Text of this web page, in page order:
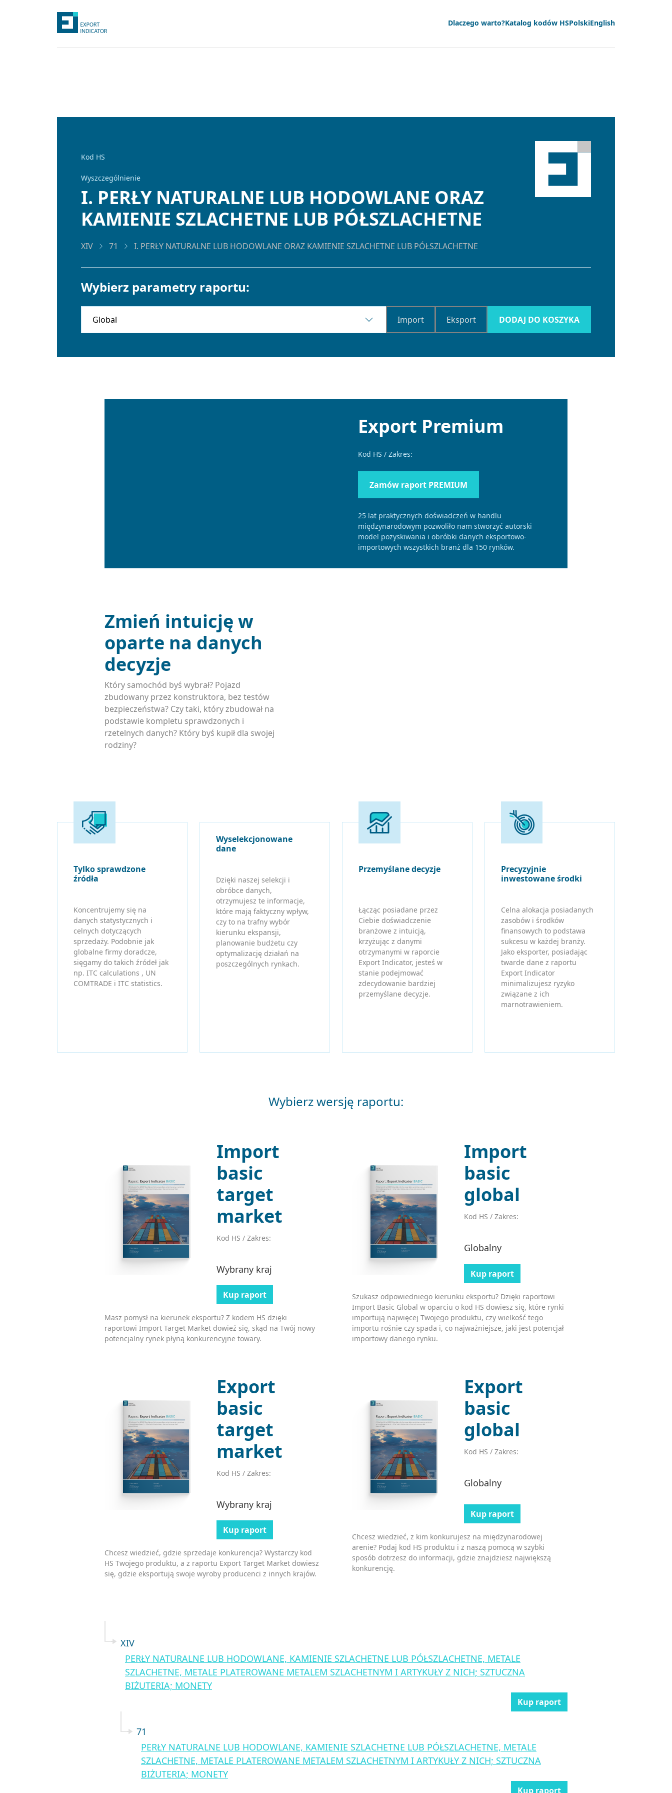
Dlaczego warto?Katalog kodów HSPolskiEnglish
Kod HS
Wyszczególnienie
I. PERŁY NATURALNE LUB HODOWLANE ORAZ
KAMIENIE SZLACHETNE LUB PÓŁSZLACHETNE
XIV 71 I. PERŁY NATURALNE LUB HODOWLANE ORAZ KAMIENIE SZLACHETNE LUB PÓŁSZLACHETNE
Wybierz parametry raportu:
Import Eksport DODAJ DO KOSZYKA
Export Premium
Kod HS / Zakres:
Zamów raport PREMIUM
25 lat praktycznych doświadczeń w handlu
międzynarodowym pozwoliło nam stworzyć autorski
model pozyskiwania i obróbki danych eksportowo-
importowych wszystkich branż dla 150 rynków.
Zmień intuicję w
oparte na danych
decyzje
Który samochód byś wybrał? Pojazd
zbudowany przez konstruktora, bez testów
bezpieczeństwa? Czy taki, który zbudował na
podstawie kompletu sprawdzonych i
rzetelnych danych? Który byś kupił dla swojej
rodziny?
Tylko sprawdzone
źródła
Koncentrujemy się na
danych statystycznych i
celnych dotyczących
sprzedaży. Podobnie jak
globalne firmy doradcze,
sięgamy do takich źródeł jak
np. ITC calculations , UN
COMTRADE i ITC statistics.
Wyselekcjonowane
dane
Dzięki naszej selekcji i
obróbce danych,
otrzymujesz te informacje,
które mają faktyczny wpływ,
czy to na trafny wybór
kierunku ekspansji,
planowanie budżetu czy
optymalizację działań na
poszczególnych rynkach.
Przemyślane decyzje
Łącząc posiadane przez
Ciebie doświadczenie
branżowe z intuicją,
krzyżując z danymi
otrzymanymi w raporcie
Export Indicator, jesteś w
stanie podejmować
zdecydowanie bardziej
przemyślane decyzje.
Precyzyjnie
inwestowane środki
Celna alokacja posiadanych
zasobów i środków
finansowych to podstawa
sukcesu w każdej branży.
Jako eksporter, posiadając
twarde dane z raportu
Export Indicator
minimalizujesz ryzyko
związane z ich
marnotrawieniem.
Wybierz wersję raportu:
Import
basic
target
market
Kod HS / Zakres:
Wybrany kraj
Kup raport
Masz pomysł na kierunek eksportu? Z kodem HS dzięki
raportowi Import Target Market dowieź się, skąd na Twój nowy
potencjalny rynek płyną konkurencyjne towary.
Import
basic
global
Kod HS / Zakres:
Globalny
Kup raport
Szukasz odpowiedniego kierunku eksportu? Dzięki raportowi
Import Basic Global w oparciu o kod HS dowiesz się, które rynki
importują najwięcej Twojego produktu, czy wielkość tego
importu rośnie czy spada i, co najważniejsze, jaki jest potencjał
importowy danego rynku.
Export
basic
target
market
Kod HS / Zakres:
Wybrany kraj
Kup raport
Chcesz wiedzieć, gdzie sprzedaje konkurencja? Wystarczy kod
HS Twojego produktu, a z raportu Export Target Market dowiesz
się, gdzie eksportują swoje wyroby producenci z innych krajów.
Export
basic
global
Kod HS / Zakres:
Globalny
Kup raport
Chcesz wiedzieć, z kim konkurujesz na międzynarodowej
arenie? Podaj kod HS produktu i z naszą pomocą w szybki
sposób dotrzesz do informacji, gdzie znajdziesz największą
konkurencję.
XIV
PERŁY NATURALNE LUB HODOWLANE, KAMIENIE SZLACHETNE LUB PÓŁSZLACHETNE, METALE
SZLACHETNE, METALE PLATEROWANE METALEM SZLACHETNYM I ARTYKUŁY Z NICH; SZTUCZNA
BIŻUTERIA; MONETY
Kup raport
71
PERŁY NATURALNE LUB HODOWLANE, KAMIENIE SZLACHETNE LUB PÓŁSZLACHETNE, METALE
SZLACHETNE, METALE PLATEROWANE METALEM SZLACHETNYM I ARTYKUŁY Z NICH; SZTUCZNA
BIŻUTERIA; MONETY
Kup raport